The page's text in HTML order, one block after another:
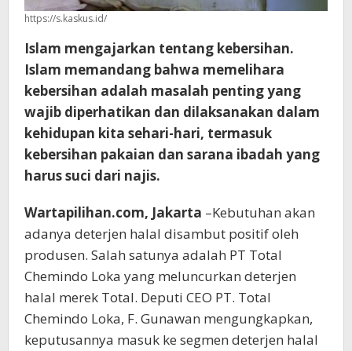
https://s.kaskus.id/
Islam mengajarkan tentang kebersihan.
Islam memandang bahwa memelihara
kebersihan adalah masalah penting yang
wajib diperhatikan dan dilaksanakan dalam
kehidupan kita sehari-hari, termasuk
kebersihan pakaian dan sarana ibadah yang
harus suci dari najis.
Wartapilihan.com, Jakarta –Kebutuhan akan
adanya deterjen halal disambut positif oleh
produsen. Salah satunya adalah PT Total
Chemindo Loka yang meluncurkan deterjen
halal merek Total. Deputi CEO PT. Total
Chemindo Loka, F. Gunawan mengungkapkan,
keputusannya masuk ke segmen deterjen halal